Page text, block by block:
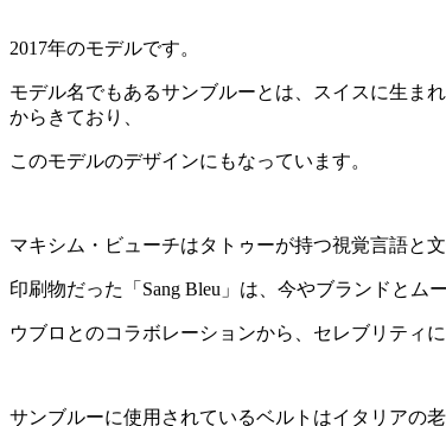
2017年のモデルです。
モデル名でもあるサンブルーとは、スイスに生ま
からきており、
このモデルのデザインにもなっています。
マキシム・ビューチはタトゥーが持つ視覚言語と
印刷物だった「Sang Bleu」は、今やブランドとム
ウブロとのコラボレーションから、セレブリティ
サンブルーに使用されているベルトはイタリアの